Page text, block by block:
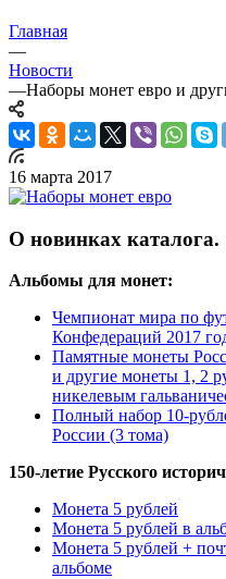
Главная
—
Новости
—Наборы монет евро и
16 марта 2017
О новинках каталога.
Альбомы для монет:
Чемпионат мира по
Конфедераций 2017
Памятные монеты
и другие монеты 1, 2
никелевым
Полный набор 10-
России (3 тома)
150-летие Русского
Монета 5 рублей
Монета 5 рублей в
Монета 5 рублей +
альбоме